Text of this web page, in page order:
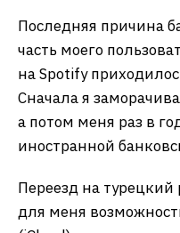
Последняя причина
часть моего
на Spotify
Сначала я
а потом меня раз в
иностранной
Переезд на
для меня